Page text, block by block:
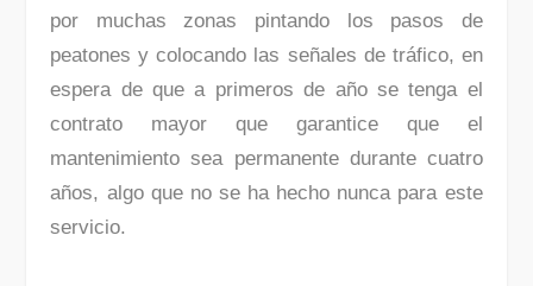
por muchas zonas pintando los pasos de
peatones y colocando las señales de tráfico, en
espera de que a primeros de año se tenga el
contrato mayor que garantice que el
mantenimiento sea permanente durante cuatro
años, algo que no se ha hecho nunca para este
servicio.